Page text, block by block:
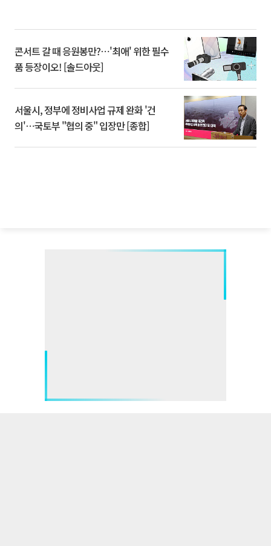
콘서트 갈 때 응원봉만?⋯'최애' 위한 필수
품 등장이오! [솔드아웃]
서울시, 정부에 정비사업 규제 완화 '건
의'⋯국토부 "협의 중" 입장만 [종합]